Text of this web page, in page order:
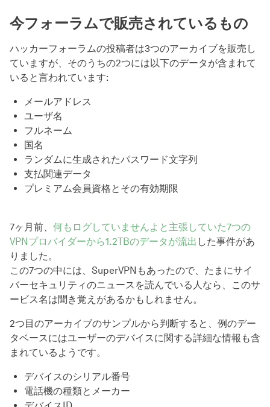
今フォーラムで販売されているもの
ハッカーフォーラムの投稿者は3つのアーカイブを販売し
ていますが、そのうちの2つには以下のデータが含まれて
いると言われています:
メールアドレス
ユーザ名
フルネーム
国名
ランダムに生成されたパスワード文字列
支払関連データ
プレミアム会員資格とその有効期限
7ヶ月前、 何もログしていませんよと主張していた7つの
VPNプロバイダーから1.2TBのデータが流出 した事件があ
りました。
この7つの中には、SuperVPNもあったので、たまにサイ
バーセキュリティのニュースを読んでいる人なら、このサ
ービス名は聞き覚えがあるかもしれません。
2つ目のアーカイブのサンプルから判断すると、例のデー
タベースにはユーザーのデバイスに関する詳細な情報も含
まれているようです。
デバイスのシリアル番号
電話機の種類とメーカー